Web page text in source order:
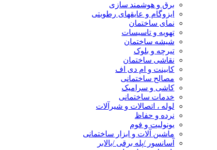
برق و هوشمند سازی
ایزوگام و عایقهای رطوبتی
نمای ساختمان
تهویه و تاسیسات
شیشه ساختمان
تیرچه و بلوک
نقاشی ساختمان
کابینت و ام دی اف
مصالح ساختمانی
کاشی و سرامیک
خدمات ساختمانی
لوله ، اتصالات و شیرآلات
نرده و حفاظ
یونولیت و فوم
ماشین آلات و ابزار ساختمانی
آسانسور /پله برقی /بالابر